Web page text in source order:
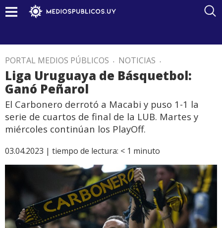
PORTAL MEDIOS PÚBLICOS . NOTICIAS .
Liga Uruguaya de Básquetbol:
Ganó Peñarol
El Carbonero derrotó a Macabi y puso 1-1 la
serie de cuartos de final de la LUB. Martes y
miércoles continúan los PlayOff.
03.04.2023 | tiempo de lectura: < 1 minuto